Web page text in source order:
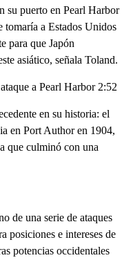
su puerto en Pearl Harbor
tomaría a Estados Unidos
para que Japón
asiático, señala Toland.
a Pearl Harbor 2:52
en su historia: el
en Port Author en 1904,
que culminó con una
de una serie de ataques
posiciones e intereses de
potencias occidentales